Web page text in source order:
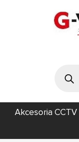
Akcesoria CCTV